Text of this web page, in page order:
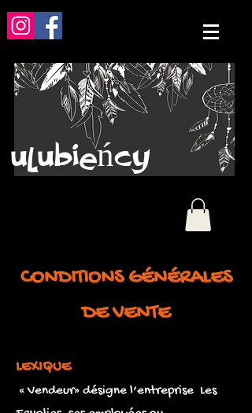
ulubieńcy
CONDITIONS GÉNÉRALES
DE VENTE
LEXIQUE
« Vendeur» désigne l’entreprise Les